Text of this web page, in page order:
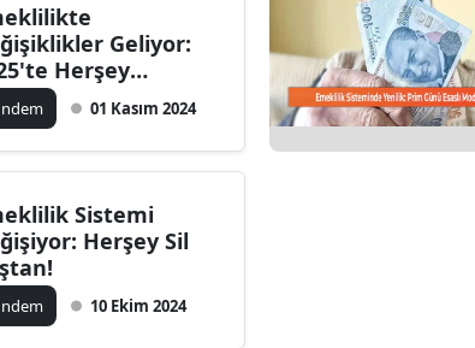
Bolu
Geliyor:
Herşey
01 Kasım 2024
Sistemi
Herşey Sil
10 Ekim 2024